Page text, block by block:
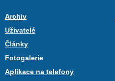
Archiv
Uživatelé
Články
Fotogalerie
Aplikace na telefony